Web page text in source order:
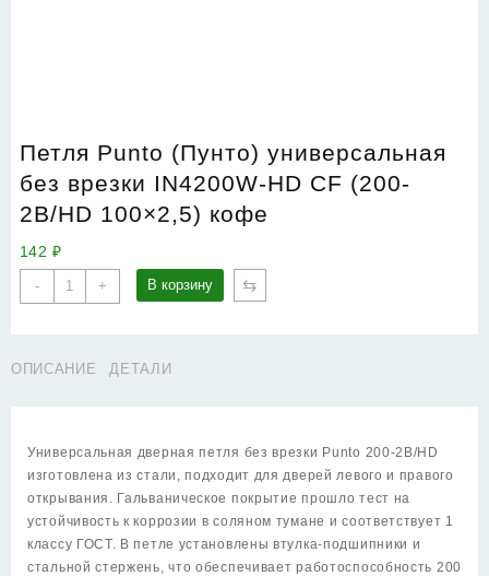
Петля Punto (Пунто) универсальная
без врезки IN4200W-HD CF (200-
2B/HD 100×2,5) кофе
142₽
-
Количество
товара
(Пунто)
IN4200W-
2B/HD
+ В корзину ⇆
ОПИСАНИЕ ДЕТАЛИ
Универсальная дверная петля без врезки Punto 200-2B/HD
изготовлена из стали, подходит для дверей левого и правого
открывания. Гальваническое покрытие прошло тест на
устойчивость к коррозии в соляном тумане и соответствует 1
классу ГОСТ. В петле установлены втулка-подшипники и
стальной стержень, что обеспечивает работоспособность 200